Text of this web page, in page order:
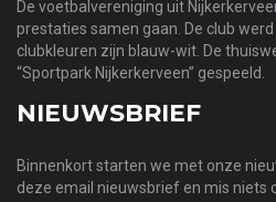
De voetbalvereniging uit
prestaties samen gaan. De club
clubkleuren zijn blauw-wit. De
“Sportpark Nijkerkerveen” gespeeld.
NIEUWSBRIEF
Binnenkort starten we met onze
deze email nieuwsbrief en mis niets